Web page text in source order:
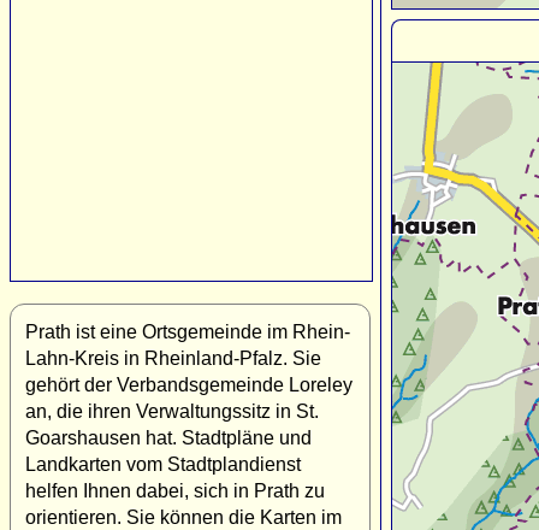
Prath ist eine Ortsgemeinde im Rhein-
Lahn-Kreis in Rheinland-Pfalz. Sie
gehört der Verbandsgemeinde Loreley
an, die ihren Verwaltungssitz in St.
Goarshausen hat. Stadtpläne und
Landkarten vom Stadtplandienst
helfen Ihnen dabei, sich in Prath zu
orientieren. Sie können die Karten im